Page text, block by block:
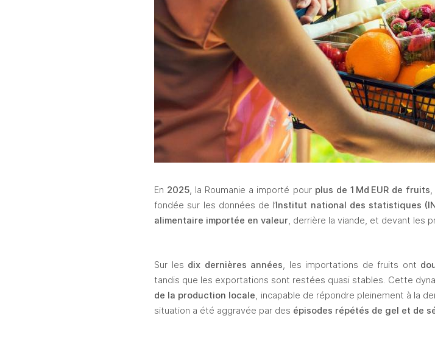
En 2025, la Roumanie a importé pour plus de 1 Md EUR de fruits
fondée sur les données de l’Institut national des statistiques
alimentaire importée en valeur, derrière la viande, et devant les
Sur les dix dernières années, les importations de fruits ont
tandis que les exportations sont restées quasi stables. Cette
de la production locale, incapable de répondre pleinement à la
situation a été aggravée par des épisodes répétés de gel et de